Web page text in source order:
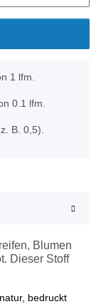
1 lfm.
0.1 lfm.
B. 0,5).
Blumen
Dieser Stoff
bedruckt